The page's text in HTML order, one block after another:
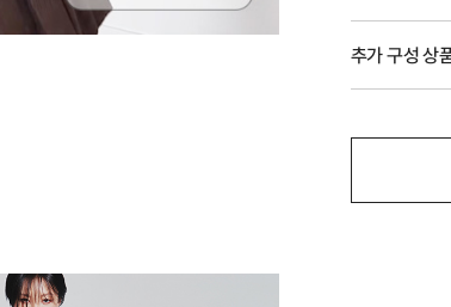
추가 구성 상